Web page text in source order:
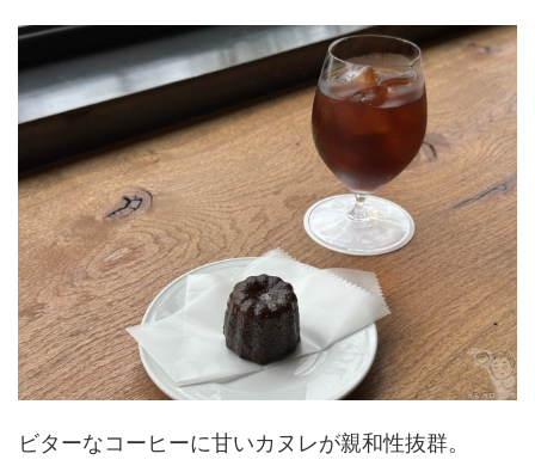
ビターなコーヒーに甘いカヌレが親和性抜群。